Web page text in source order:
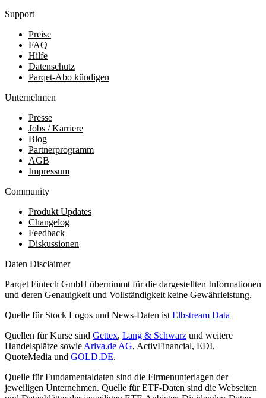
Support
Preise
FAQ
Hilfe
Datenschutz
Parqet-Abo kündigen
Unternehmen
Presse
Jobs / Karriere
Blog
Partnerprogramm
AGB
Impressum
Community
Produkt Updates
Changelog
Feedback
Diskussionen
Daten Disclaimer
Parqet Fintech GmbH übernimmt für die dargestellten Informationen
und deren Genauigkeit und Vollständigkeit keine Gewährleistung.
Quelle für Stock Logos und News-Daten ist Elbstream Data
Quellen für Kurse sind Gettex, Lang & Schwarz und weitere
Handelsplätze sowie Ariva.de AG, ActivFinancial, EDI,
QuoteMedia und GOLD.DE.
Quelle für Fundamentaldaten sind die Firmenunterlagen der
jeweiligen Unternehmen. Quelle für ETF-Daten sind die Webseiten